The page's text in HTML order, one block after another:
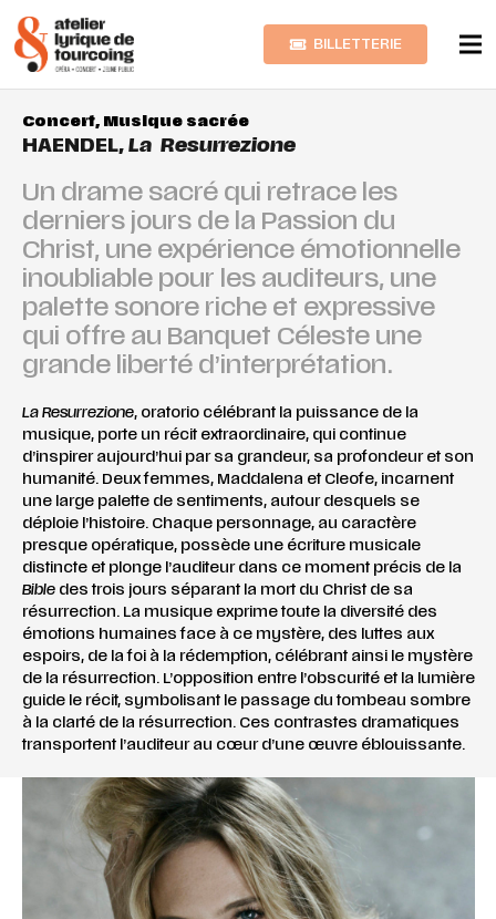
BILLETTERIE
Concert, Musique sacrée
HAENDEL,La Resurrezione
Un drame sacré qui retrace les
derniers jours de la Passion du
Christ, une expérience émotionnelle
inoubliable pour les auditeurs, une
palette sonore riche et expressive
qui offre au Banquet Céleste une
grande liberté d’interprétation.
La Resurrezione, oratorio célébrant la puissance de la
musique, porte un récit extraordinaire, qui continue
d’inspirer aujourd’hui par sa grandeur, sa profondeur et son
humanité. Deux femmes, Maddalena et Cleofe, incarnent
une large palette de sentiments, autour desquels se
déploie l’histoire. Chaque personnage, au caractère
presque opératique, possède une écriture musicale
distincte et plonge l’auditeur dans ce moment précis de la
Bible des trois jours séparant la mort du Christ de sa
résurrection. La musique exprime toute la diversité des
émotions humaines face à ce mystère, des luttes aux
espoirs, de la foi à la rédemption, célébrant ainsi le mystère
de la résurrection. L’opposition entre l’obscurité et la lumière
guide le récit, symbolisant le passage du tombeau sombre
à la clarté de la résurrection. Ces contrastes dramatiques
transportent l’auditeur au cœur d’une œuvre éblouissante.